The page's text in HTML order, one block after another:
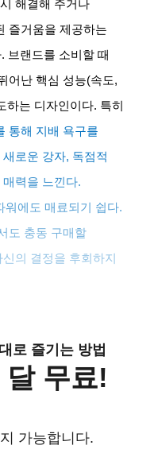
해결해 주거나
즐거움을 제공하는
. 브랜드를 소비할 때
어난 핵심 성능(속도,
하는 디자인이다. 특히
통해 지배 욕구를
새로운 강자, 독점적
력을 느낀다.
워에도 매료되기 쉽다.
도 충동 구매할
의 결정을 후회하지
로 즐기는 방법
무료!
가능합니다.